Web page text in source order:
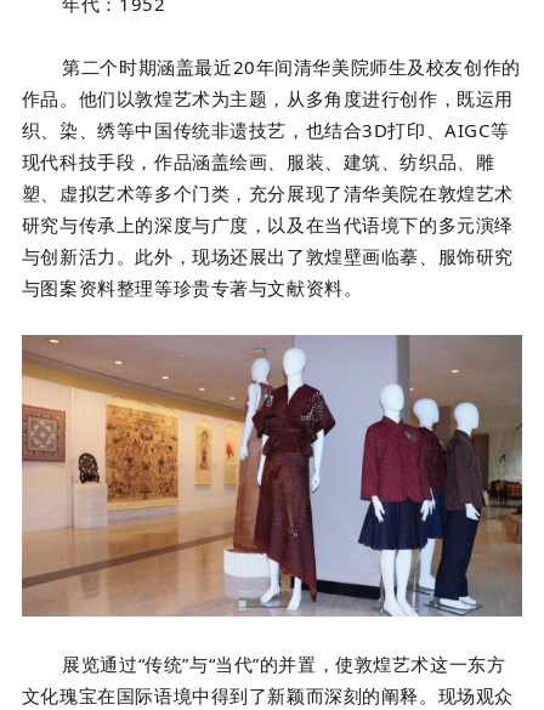
第二个时期涵盖最近20年间清华美院师生及校友创作的
作品。他们以敦煌艺术为主题，从多角度进行创作，既运用
织、染、绣等中国传统非遗技艺，也结合3D打印、AIGC等
现代科技手段，作品涵盖绘画、服装、建筑、纺织品、雕
塑、虚拟艺术等多个门类，充分展现了清华美院在敦煌艺术
研究与传承上的深度与广度，以及在当代语境下的多元演绎
与创新活力。此外，现场还展出了敦煌壁画临摹、服饰研究
与图案资料整理等珍贵专著与文献资料。
展览通过“传统”与“当代”的并置，使敦煌艺术这一东方
文化瑰宝在国际语境中得到了新颖而深刻的阐释。现场观众